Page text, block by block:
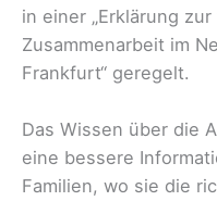
in einer „Erklärung
Zusammenarbeit im
Frankfurt“ geregelt.
Das Wissen über die
eine bessere
Familien, wo sie die